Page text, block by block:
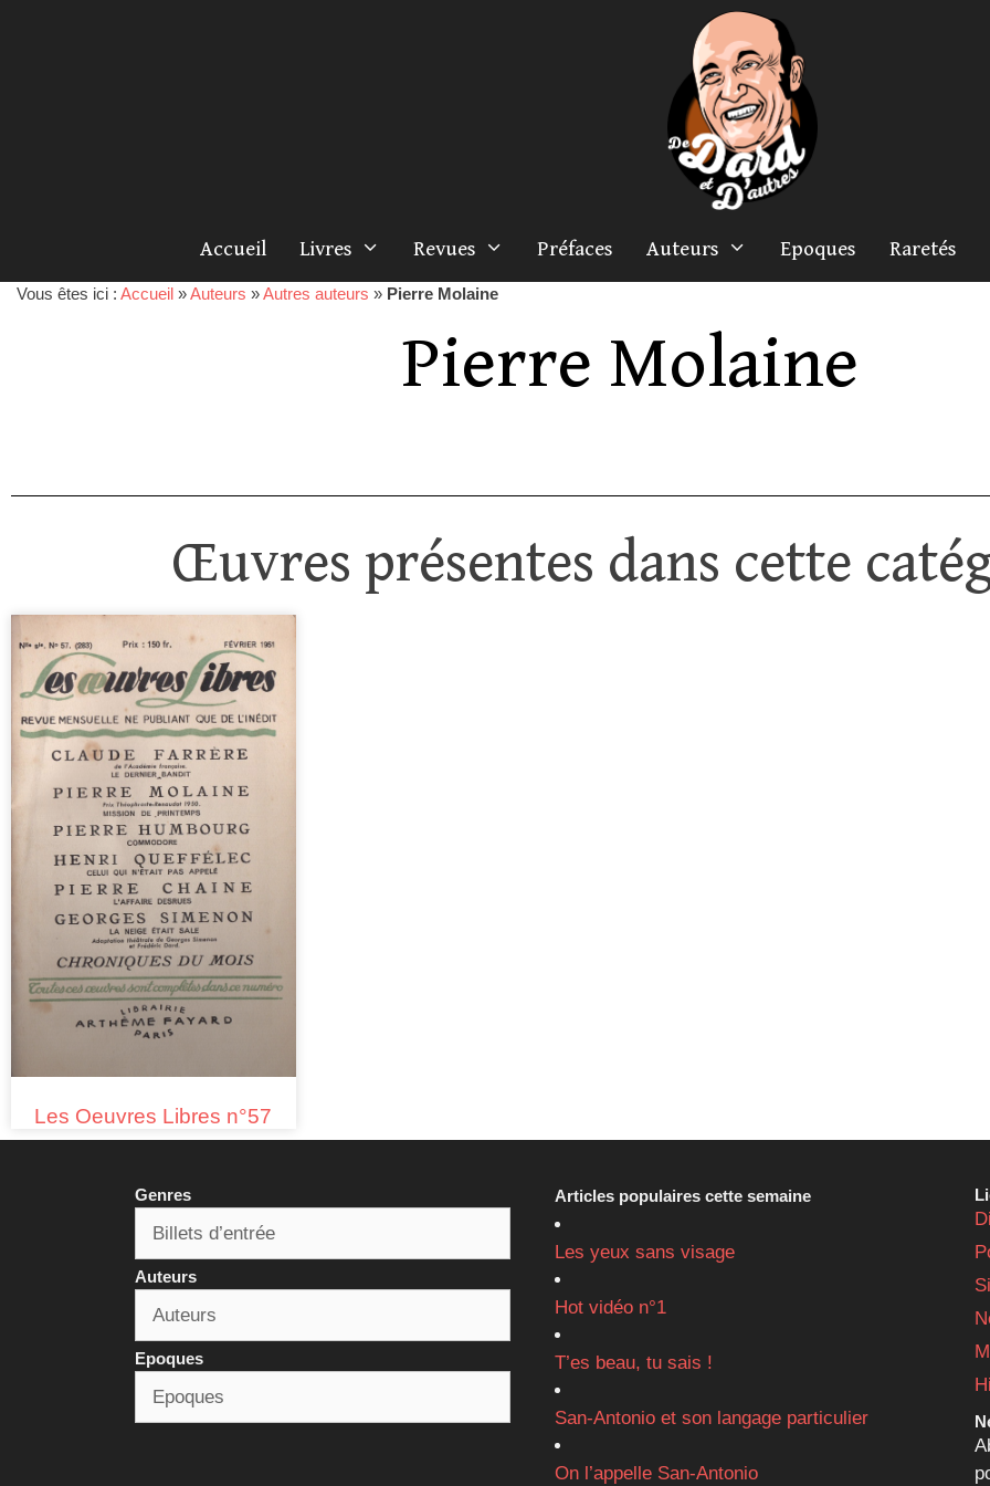
Accueil Livres Revues Préfaces Auteurs Epoques Raretés
Vous êtes ici : Accueil »Auteurs »Autres auteurs » Pierre Molaine
Pierre Molaine
Œuvres présentes dans cette
Les Oeuvres Libres n°57
Genres
Auteurs
Epoques
Articles populaires cette semaine
Les yeux sans visage
Hot vidéo n°1
T’es beau, tu sais !
San-Antonio et son langage particulier
On l’appelle San-Antonio